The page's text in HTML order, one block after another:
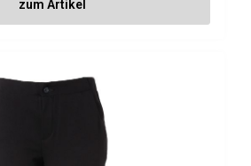
zum Artikel